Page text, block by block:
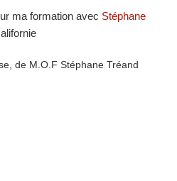
ma formation avec Stéphane